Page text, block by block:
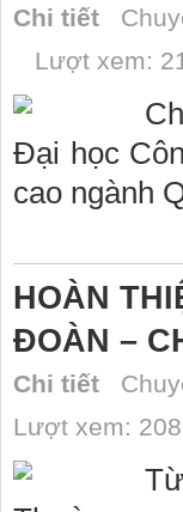
Chi tiết
Lượt xem:
Đại học
cao ngành
HOÀN
ĐOÀN –
Chi tiết
Lượt xem: